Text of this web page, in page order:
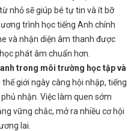
nhỏ sẽ giúp bé tự tin và ít bỡ
trình học tiếng Anh chính
và nhận diện âm thanh được
phát âm chuẩn hơn.
trong môi trường học tập và
thế giới ngày càng hội nhập, tiếng
nhận. Việc làm quen sớm
vững chắc, mở ra nhiều cơ hội
lai.